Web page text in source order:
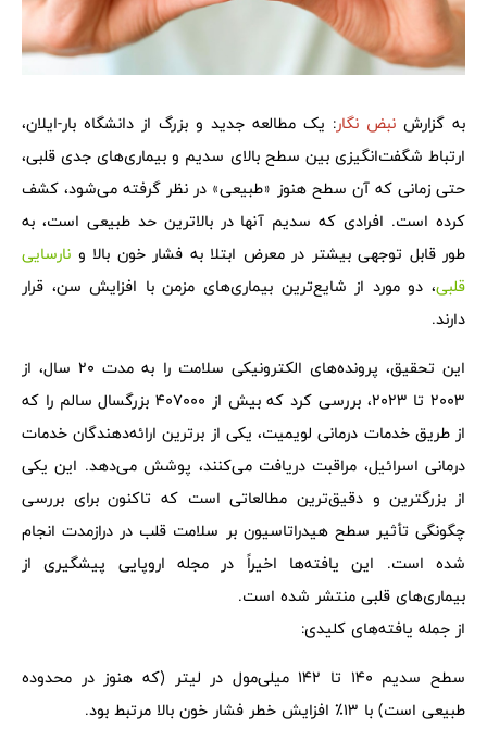
به گزارش نبض نگار: یک مطالعه جدید و بزرگ از دانشگاه بار-ایلان،
ارتباط شگفت‌انگیزی بین سطح بالای سدیم و بیماری‌های جدی قلبی،
حتی زمانی که آن سطح هنوز «طبیعی» در نظر گرفته می‌شود، کشف
کرده است. افرادی که سدیم آنها در بالاترین حد طبیعی است، به
طور قابل توجهی بیشتر در معرض ابتلا به فشار خون بالا و نارسایی
قلبی، دو مورد از شایع‌ترین بیماری‌های مزمن با افزایش سن، قرار
دارند.
این تحقیق، پرونده‌های الکترونیکی سلامت را به مدت 20 سال، از
2003 تا 2023، بررسی کرد که بیش از 407000 بزرگسال سالم را که
از طریق خدمات درمانی لویمیت، یکی از برترین ارائه‌دهندگان خدمات
درمانی اسرائیل، مراقبت دریافت می‌کنند، پوشش می‌دهد. این یکی
از بزرگترین و دقیق‌ترین مطالعاتی است که تاکنون برای بررسی
چگونگی تأثیر سطح هیدراتاسیون بر سلامت قلب در درازمدت انجام
شده است. این یافته‌ها اخیراً در مجله اروپایی پیشگیری از
بیماری‌های قلبی منتشر شده است.
از جمله یافته‌های کلیدی:
سطح سدیم 140 تا 142 میلی‌مول در لیتر (که هنوز در محدوده
طبیعی است) با 13٪ افزایش خطر فشار خون بالا مرتبط بود.